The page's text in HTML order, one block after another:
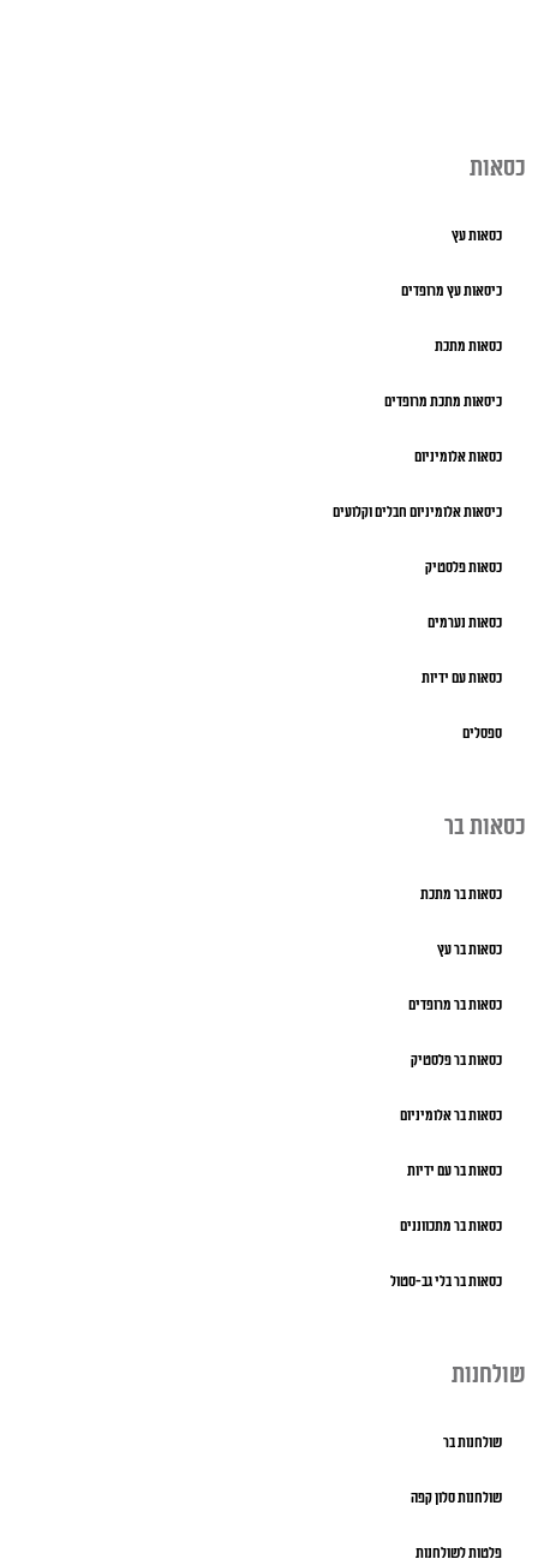
כסאות
כסאות עץ
כיסאות עץ מרופדים
כסאות מתכת
כיסאות מתכת מרופדים
כסאות אלומיניום
כיסאות אלומיניום חבלים וקלועים
כסאות פלסטיק
כסאות נערמים
כסאות עם ידיות
ספסלים
כסאות בר
כסאות בר מתכת
כסאות בר עץ
כסאות בר מרופדים
כסאות בר פלסטיק
כסאות בר אלומיניום
כסאות בר עם ידיות
כסאות בר מתכווננים
כסאות בר בלי גב-סטול
שולחנות
שולחנות בר
שולחנות סלון קפה
פלטות לשולחנות